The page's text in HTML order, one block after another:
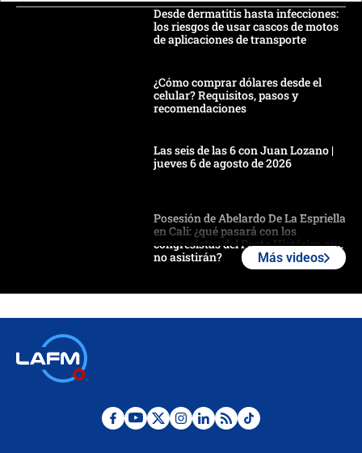
Desde dermatitis hasta infecciones:
los riesgos de usar cascos de motos
de aplicaciones de transporte
¿Cómo comprar dólares desde el
celular? Requisitos, pasos y
recomendaciones
Las seis de las 6 con Juan Lozano |
jueves 6 de agosto de 2026
Posesión de Abelardo De La Espriella
en Cali: ¿qué pasará con los
congresistas del Pacto Histórico que
no asistirán?
¿Por qué De la Espriella gobernará
Más videos